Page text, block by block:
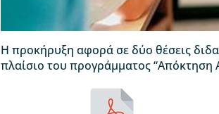
Η προκήρυξη αφορά σε δύο θέσεις
πλαίσιο του προγράμματος “Απόκτηση